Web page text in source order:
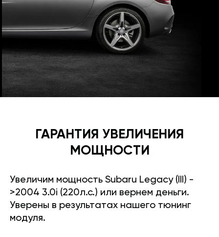
ГАРАНТИЯ УВЕЛИЧЕНИЯ
МОЩНОСТИ
Увеличим мощность Subaru Legacy (III) -
>2004 3.0i (220л.с.) или вернем деньги.
Уверены в результатах нашего тюнинг
модуля.